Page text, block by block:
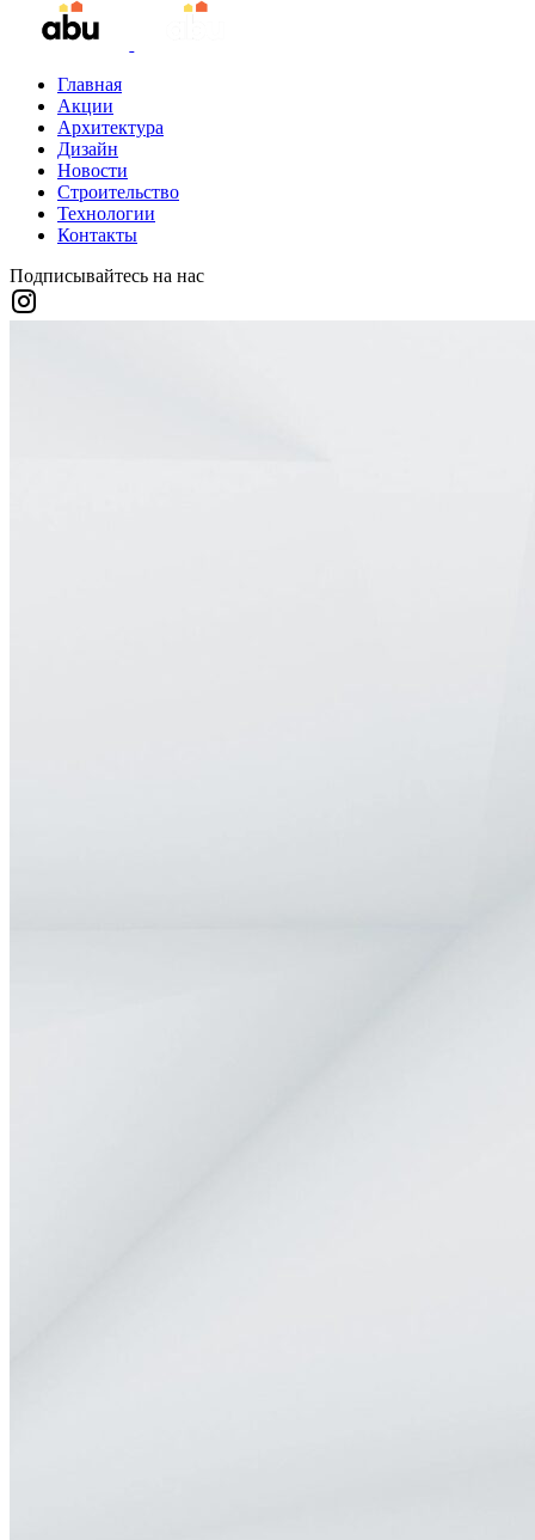
Главная
Акции
Архитектура
Дизайн
Новости
Строительство
Технологии
Контакты
Подписывайтесь на нас